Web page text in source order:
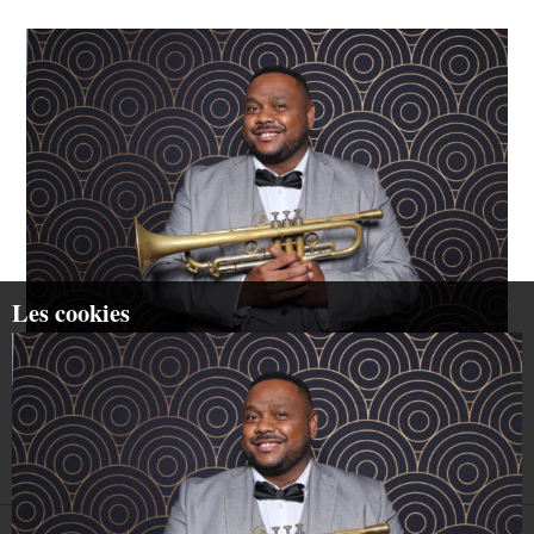
Renaud Gensane
Les cookies